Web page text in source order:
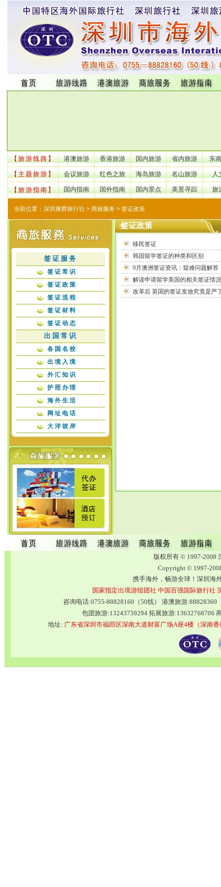
【旅游线路】 港澳旅游 香港旅游 国内旅游 省内旅游 东
【主题旅游】 会议旅游 红色之旅 海岛旅游 名山旅游 人
【旅游指南】 国内指南 国外指南 国内景点 美景寻踪 旅
当前位置： 深圳康辉旅行社 > 商旅服务 > 签证政策
签证服务
签证常识
签证政策
签证流程
签证材料
签证动态
出国常识
各国名校
出境入境
外汇知识
护照办理
海外生活
网址电话
大洋彼岸
签证政策
移民签证
韩国留学签证的种类和区别
9月澳洲签证资讯：疑难问题解答
解读申请留学美国的相关签证情
改革后 英国的签证发放究竟是严
版权所有 © 1997-2008
Copyright © 1997-
携手海外，畅游全球！深圳海
国家指定出境游组团社 中国百强国际旅行社
咨询电话:0755-88828160（50线） 港澳旅游
包团旅游:13243759294 拓展旅游:13632768706
地址: 广东省深圳市福田区深南大道财富广场A座4楼（深南